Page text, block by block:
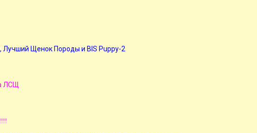
Лучший Щенок Породы и BIS Puppy-2
ЛСЩ